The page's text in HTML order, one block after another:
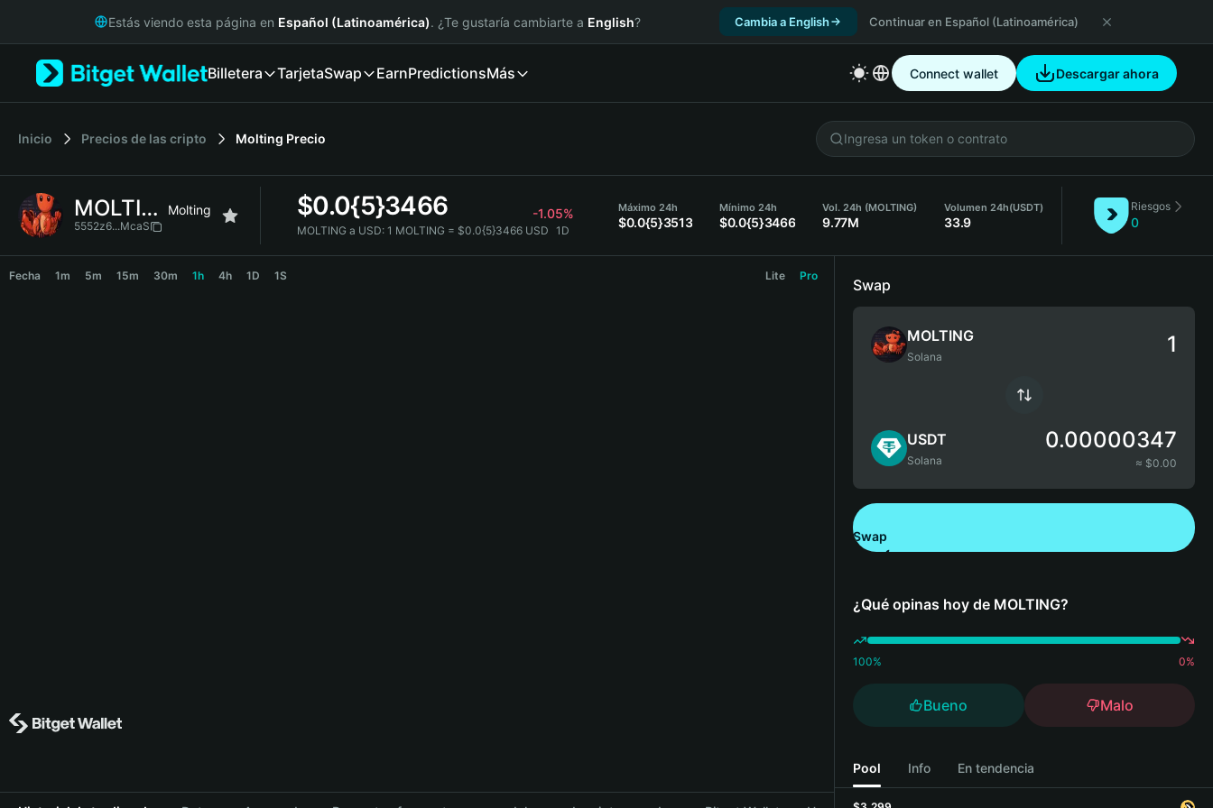
Русский
Italiano
简体中文
繁體中文
Bahasa Indonesia
Estás viendo esta página en Español (Latinoamérica). ¿Te gustaría cambiarte a English? Cambia a English Continuar en Español (Latinoamérica)
Billetera TarjetaSwap EarnPredictionsMás Connect wallet Descargar ahora
Inicio Precios de las cripto Molting Precio
MOLTING Molting
5552z6...McaS
$0.0{5}3466 -1.05%
MOLTING a USD: 1 MOLTING = $0.0{5}3466 USD 1D
Máximo 24h
$0.0{5}3513
Mínimo 24h
$0.0{5}3466
Vol. 24h (MOLTING)
9.77M
Volumen 24h(USDT)
33.9
Riesgos
0
Fecha 1m 5m 15m 30m 1h 4h 1D 1S Lite Pro
Swap
MOLTING
Solana
USDT
Solana
0.00000347
≈ $0.00
Swap
¿Qué opinas hoy de MOLTING?
100% 0%
Bueno Malo
Pool Info En tendencia